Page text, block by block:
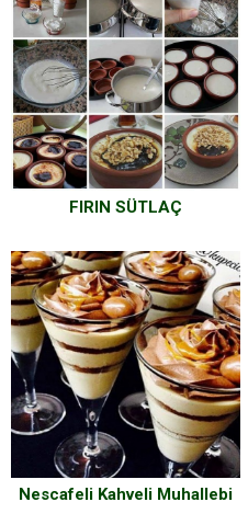
FIRIN SÜTLAÇ
Nescafeli Kahveli Muhallebi